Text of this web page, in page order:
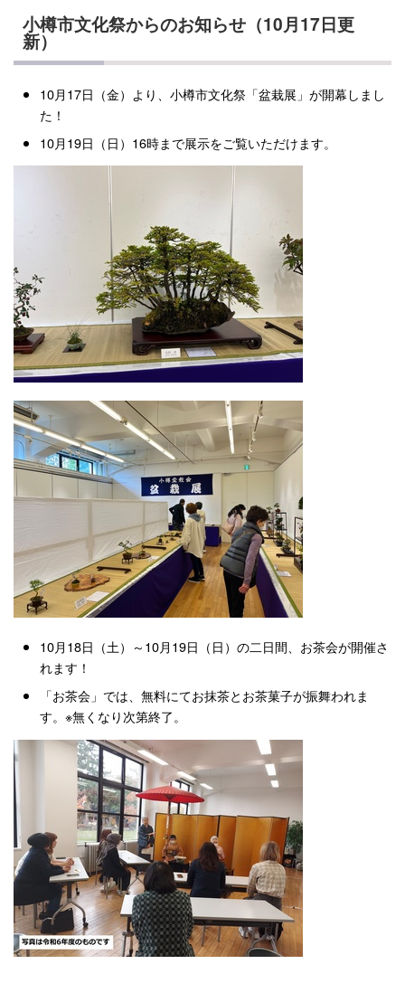
小樽市文化祭からのお知らせ（10月17日更
新）
10月17日（金）より、小樽市文化祭「盆栽展」が開幕しまし
た！
10月19日（日）16時まで展示をご覧いただけます。
10月18日（土）～10月19日（日）の二日間、お茶会が開催さ
れます！
「お茶会」では、無料にてお抹茶とお茶菓子が振舞われま
す。※無くなり次第終了。